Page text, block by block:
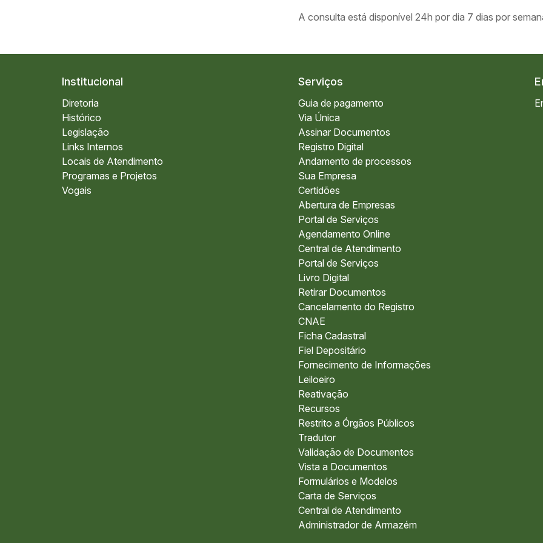
A consulta está disponível 24h por dia 7 dias por
Institucional
Diretoria
Histórico
Legislação
Links Internos
Locais de Atendimento
Programas e Projetos
Vogais
Serviços
Guia de pagamento
Via Única
Assinar Documentos
Registro Digital
Andamento de processos
Sua Empresa
Certidões
Abertura de Empresas
Portal de Serviços
Agendamento Online
Central de Atendimento
Portal de Serviços
Livro Digital
Retirar Documentos
Cancelamento do Registro
CNAE
Ficha Cadastral
Fiel Depositário
Fornecimento de Informações
Leiloeiro
Reativação
Recursos
Restrito a Órgãos Públicos
Tradutor
Validação de Documentos
Vista a Documentos
Formulários e Modelos
Carta de Serviços
Central de Atendimento
Administrador de Armazém